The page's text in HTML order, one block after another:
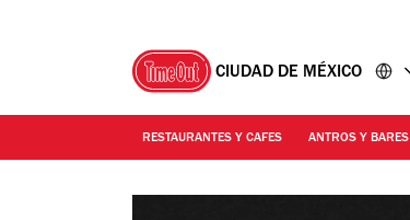
CIUDAD DE MÉXICO
RESTAURANTES Y CAFES ANTROS Y BARES